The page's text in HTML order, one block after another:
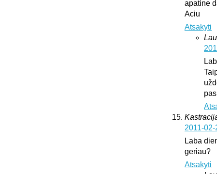
apatine
Aciu
Atsakyti
2011-
Laba
geriau?
Atsakyti